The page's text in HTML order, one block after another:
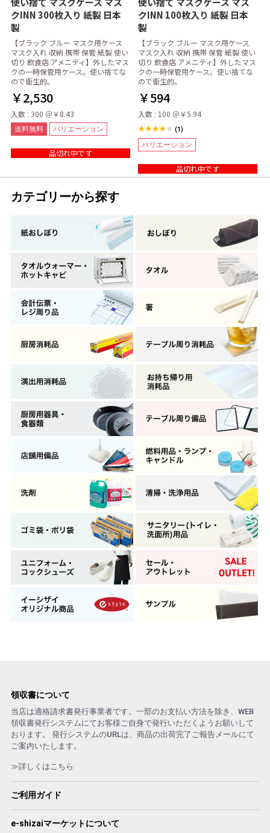
クINN 300枚入り 紙製 日本
製
【ブラック ブルー マスク用ケース
マスク入れ 収納 携帯 保管 紙製 使い
切り 飲食店 アメニティ】外したマス
クの一時保管用ケース。使い捨てな
ので衛生的。
￥2,530
入数 : 300 ＠￥8.43
送料無料 バリエーション
品切れ中です
クINN 100枚入り 紙製 日本
製
【ブラック ブルー マスク用ケース
マスク入れ 収納 携帯 保管 紙製 使い
切り 飲食店 アメニティ】外したマス
クの一時保管用ケース。使い捨てな
ので衛生的。
￥594
入数 : 100 ＠￥5.94
(1)
バリエーション
品切れ中です
カテゴリーから探す
領収書について
当店は適格請求書発行事業者です。一部のお支払い方法を除き、WEB
領収書発行システムにてお客様ご自身で発行いただくようお願いして
おります。 発行システムのURLは、商品の出荷完了ご報告メールにて
ご案内いたします。
≫詳しくはこちら
ご利用ガイド
e-shizaiマーケットについて